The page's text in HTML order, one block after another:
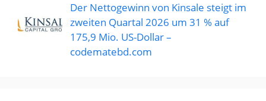
Der Nettogewinn von Kinsale steigt im
zweiten Quartal 2026 um 31 % auf
175,9 Mio. US-Dollar –
codematebd.com